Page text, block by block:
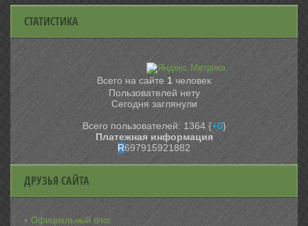
СТАТИСТИКА
Всего на сайте 1 человек
Пользователей нету
Сегодня заглянули
Всего пользователей: 1364 {+0}
Платежная информация
R697915921882
ДРУЗЬЯ САЙТА
Официальный блог